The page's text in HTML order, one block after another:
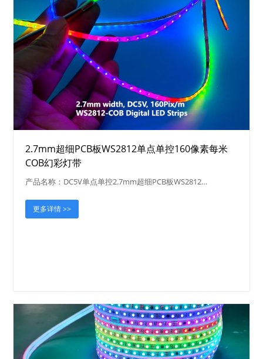
2.7mm超细PCB板WS2812单点单控160像素每米
COB幻彩灯带
产品名称：DC5V单点单控2.7mm超细PCB板WS2812…
更多详情 >>